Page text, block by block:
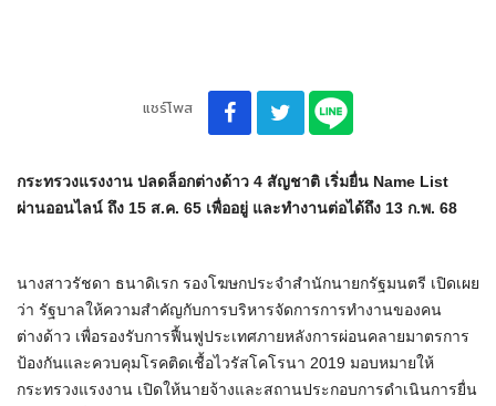
แชร์โพส
กระทรวงแรงงาน ปลดล็อกต่างด้าว 4 สัญชาติ เริ่มยื่น Name List
ผ่านออนไลน์ ถึง 15 ส.ค. 65 เพื่ออยู่ และทำงานต่อได้ถึง 13 ก.พ. 68
นางสาวรัชดา ธนาดิเรก รองโฆษกประจำสำนักนายกรัฐมนตรี เปิดเผย
ว่า รัฐบาลให้ความสำคัญกับการบริหารจัดการการทำงานของคน
ต่างด้าว เพื่อรองรับการฟื้นฟูประเทศภายหลังการผ่อนคลายมาตรการ
ป้องกันและควบคุมโรคติดเชื้อไวรัสโคโรนา 2019 มอบหมายให้
กระทรวงแรงงาน เปิดให้นายจ้างและสถานประกอบการดำเนินการยื่น